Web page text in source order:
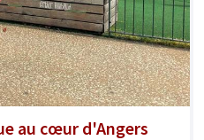
au cœur d'Angers